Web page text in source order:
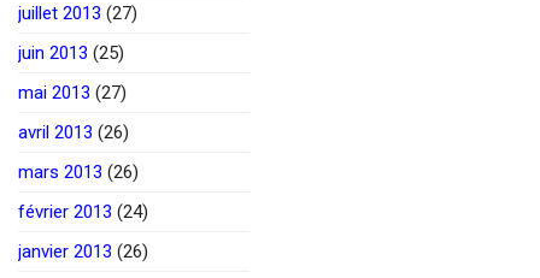
juillet 2013 (27)
juin 2013 (25)
mai 2013 (27)
avril 2013 (26)
mars 2013 (26)
février 2013 (24)
janvier 2013 (26)